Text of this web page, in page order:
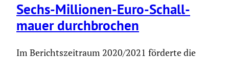
Sechs-Millionen-Euro-Schall­
mauer durch­bro­chen
Im Berichtszeitraum 2020/2021 förderte die